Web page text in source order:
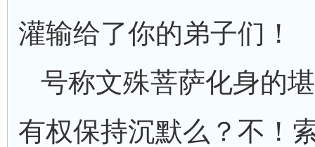
灌输给了你的弟子们！
号称文殊菩萨化身的
有权保持沉默么？不！